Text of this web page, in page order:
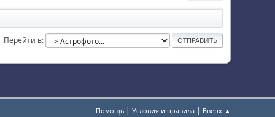
Перейти в
Помощь | Условия и правила | Вверх ▲